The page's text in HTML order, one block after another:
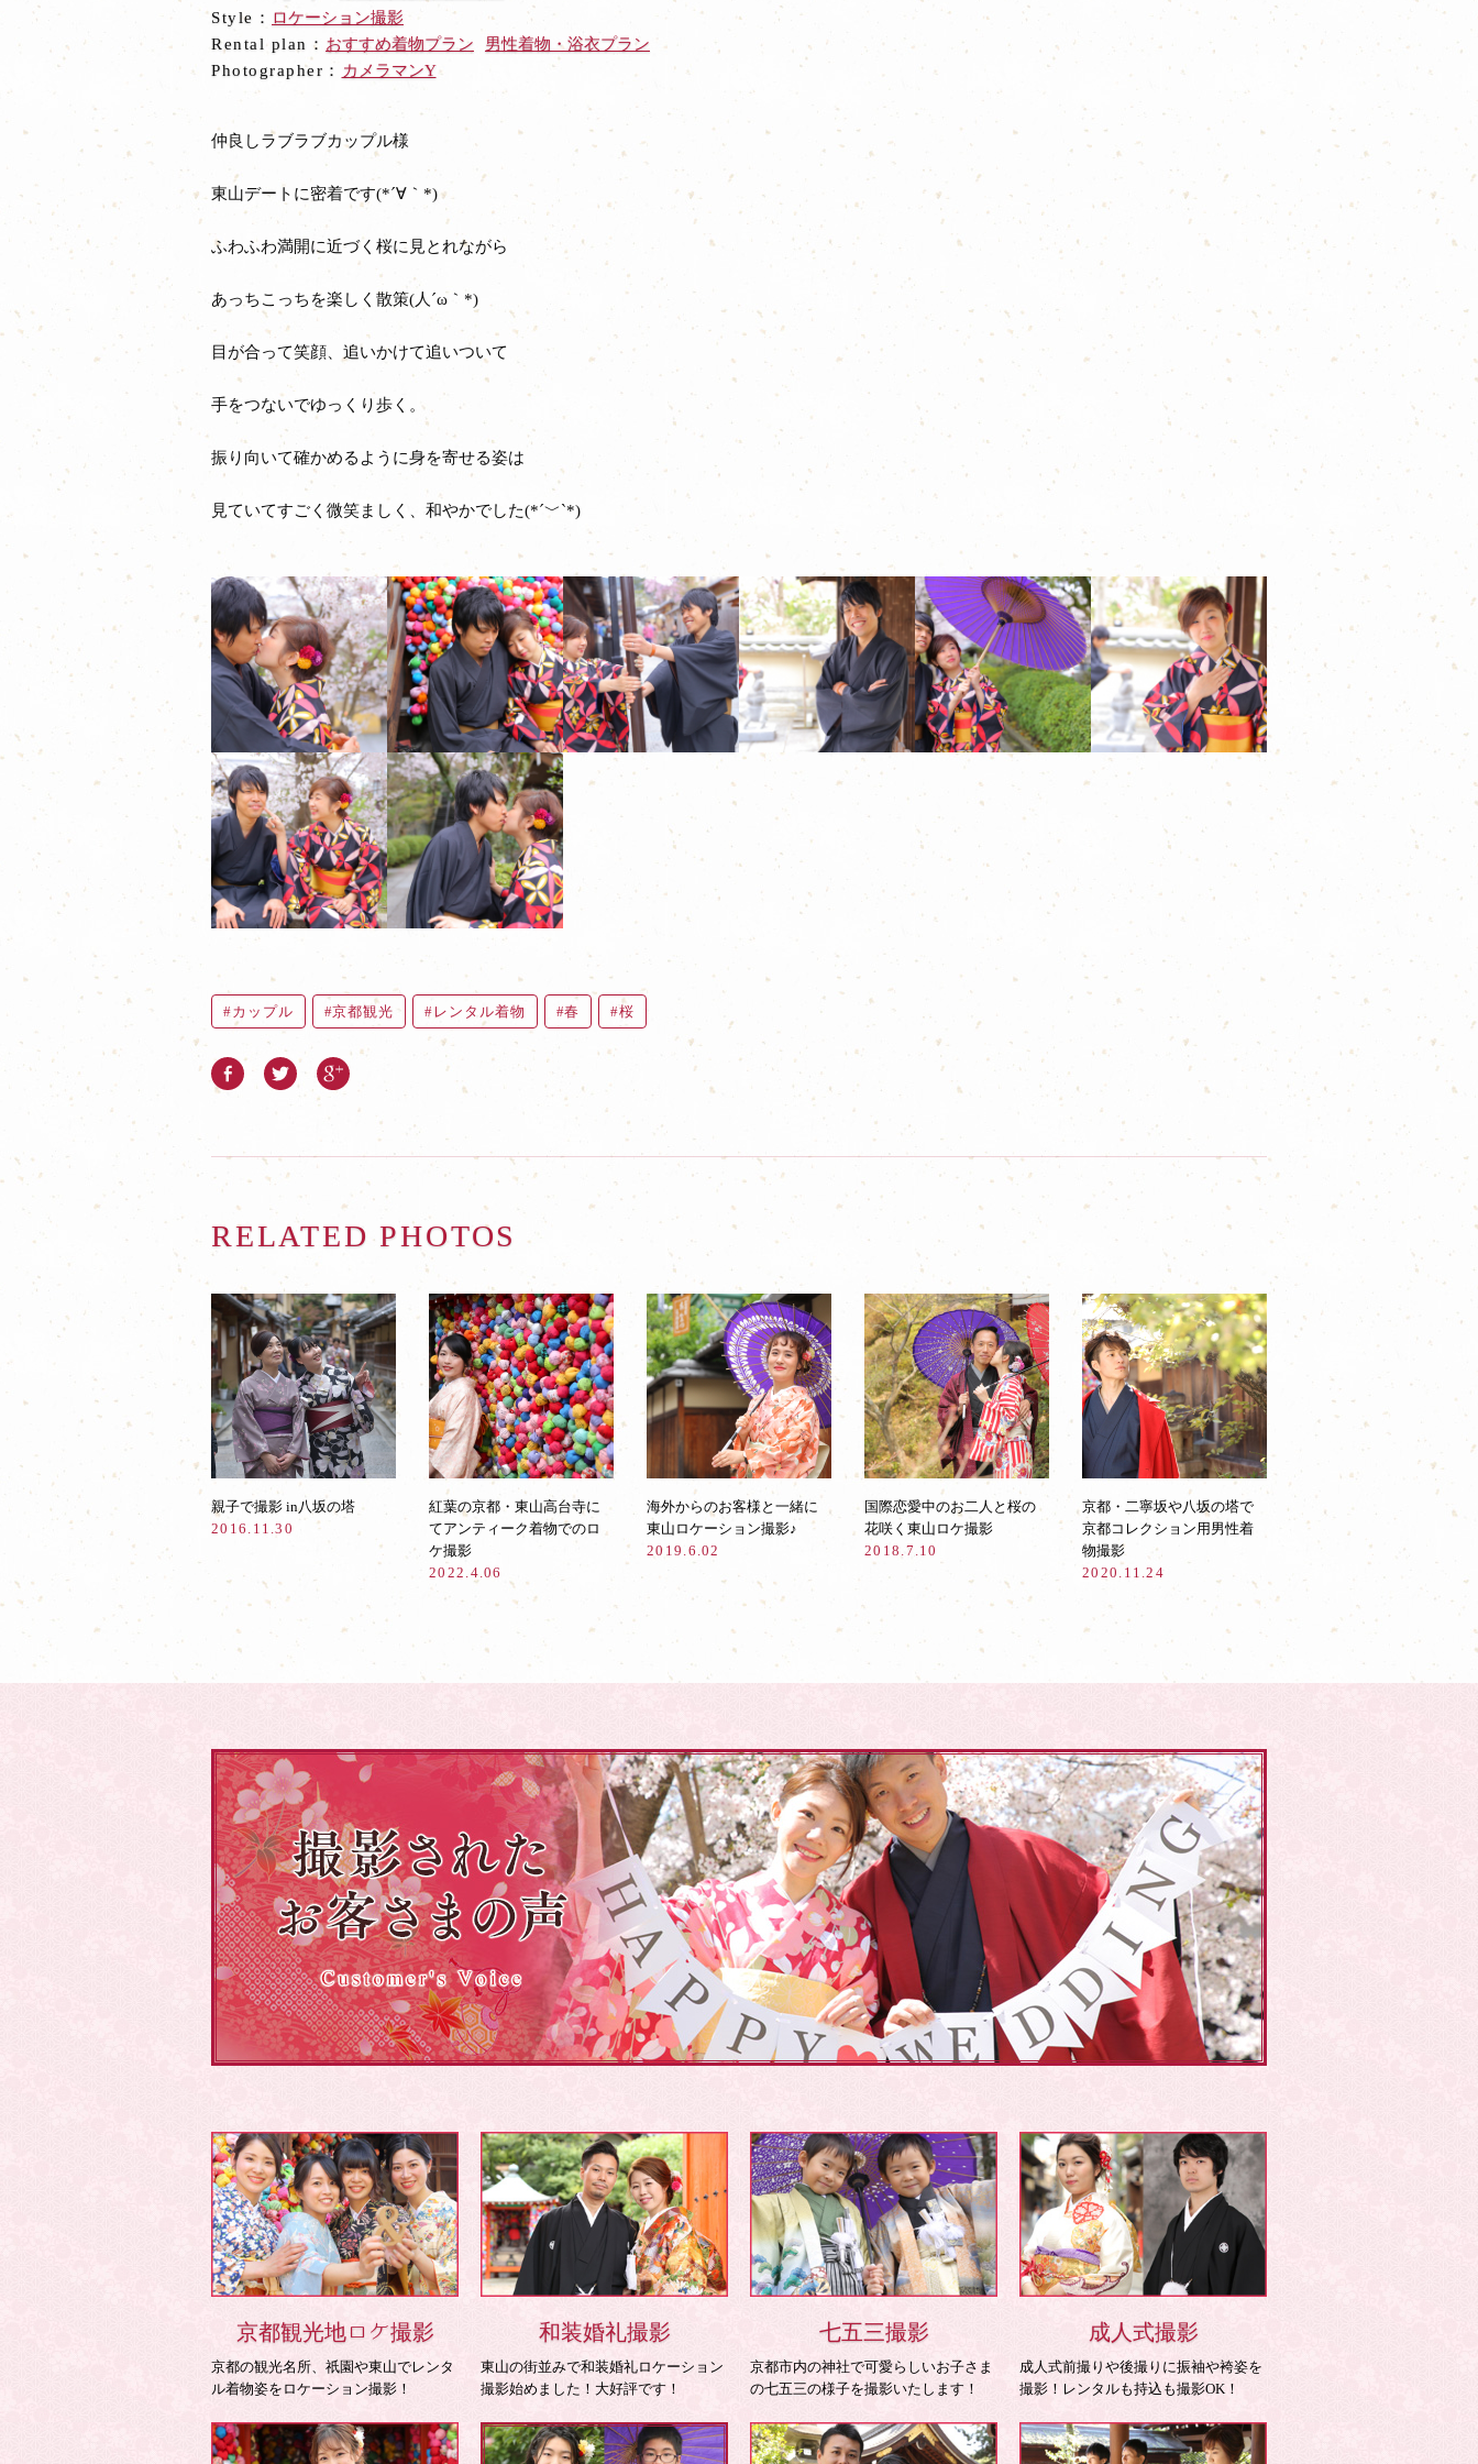
Style： ロケーション撮影
Rental plan： おすすめ着物プラン
男性着物・浴衣プラン
Photographer：
カメラマンY
仲良しラブラブカップル様
東山デートに密着です(*´∀｀*)
ふわふわ満開に近づく桜に見とれながら
あっちこっちを楽しく散策(人´ω｀*)
目が合って笑顔、追いかけて追いついて
手をつないでゆっくり歩く。
振り向いて確かめるように身を寄せる姿は
見ていてすごく微笑ましく、和やかでした(*´﹀`*)
カップル 京都観光 レンタル着物 春 桜
RELATED PHOTOS
親子で撮影 in八坂の塔
2016.11.30
紅葉の京都・東山高台寺に
てアンティーク着物でのロ
ケ撮影
2022.4.06
海外からのお客様と一緒に
東山ロケーション撮影♪
2019.6.02
国際恋愛中のお二人と桜の
花咲く東山ロケ撮影
2018.7.10
京都・二寧坂や八坂の塔で
京都コレクション用男性着
物撮影
2020.11.24
京都観光地ロケ撮影
京都の観光名所、祇園や東山でレンタ
ル着物姿をロケーション撮影！
和装婚礼撮影
東山の街並みで和装婚礼ロケーション
撮影始めました！大好評です！
七五三撮影
京都市内の神社で可愛らしいお子さま
の七五三の様子を撮影いたします！
成人式撮影
成人式前撮りや後撮りに振袖や袴姿を
撮影！レンタルも持込も撮影OK！